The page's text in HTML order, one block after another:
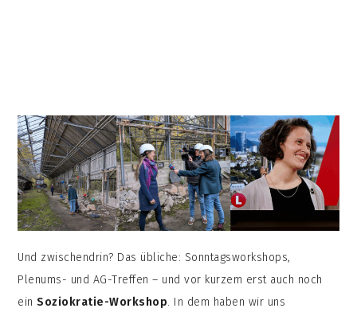
Und zwischendrin? Das übliche: Sonntagsworkshops,
Plenums- und AG-Treffen – und vor kurzem erst auch noch
einSoziokratie-Workshop. In dem haben wir uns